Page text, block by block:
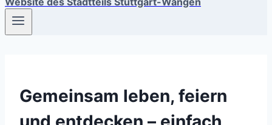
Gemeinsam leben, feiern